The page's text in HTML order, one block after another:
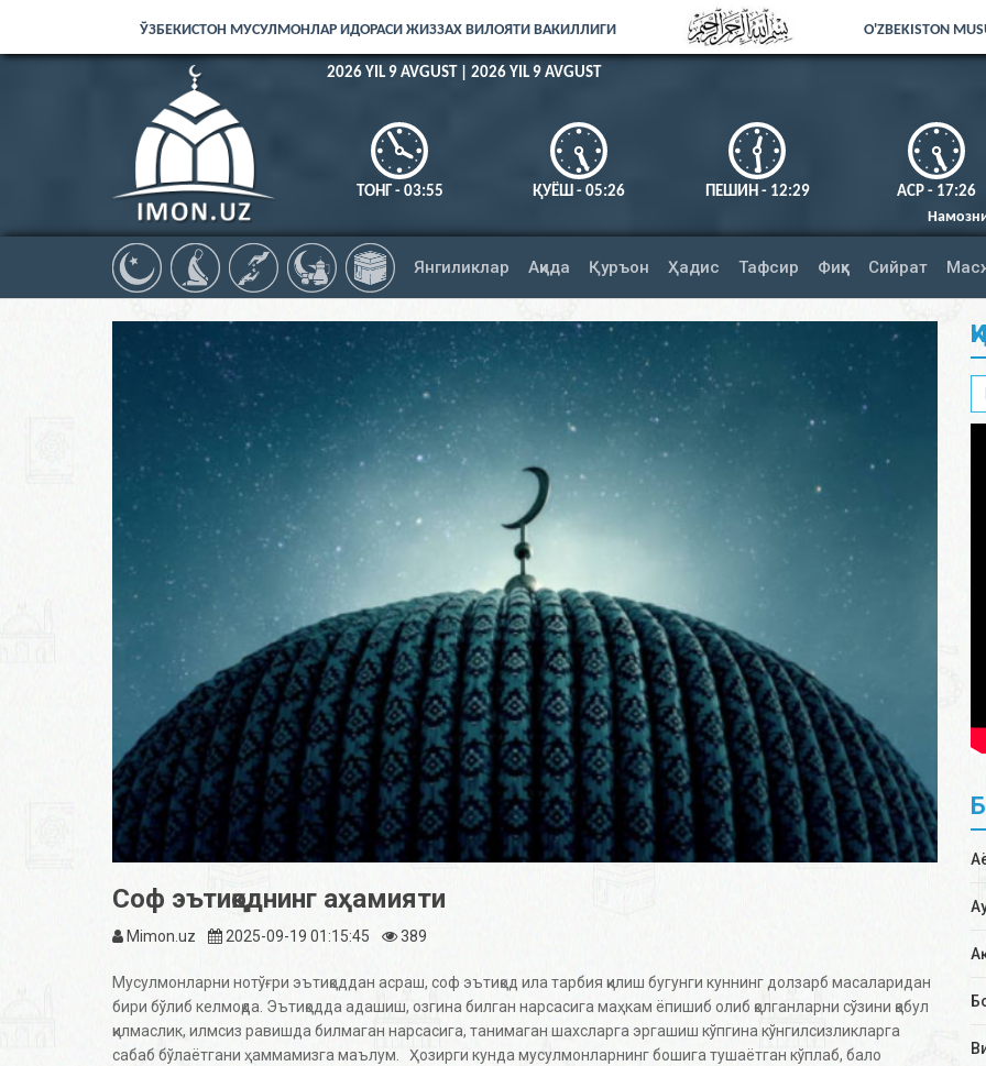
ЎЗБЕКИСТОН МУСУЛМОНЛАР ИДОРАСИ ЖИЗЗАХ ВИЛОЯТИ ВАКИЛЛИГИ O'ZBEKISTON
2026 YIL 9 AVGUST | 2026 YIL 9 AVGUST
ТОНГ - 03:55 ҚУЁШ - 05:26 ПЕШИН - 12:29
АСР - 17:26
Намозни тўлиқ адо этинг.
Янгиликлар Ақида Қуръон Ҳадис Тафсир Фиқҳ Сийрат
Соф эътиқоднинг аҳамияти
Mimon.uz 2025-09-19 01:15:45 389
Мусулмонларни нотўғри эътиқоддан асраш, соф эътиқод ила тарбия қилиш бугунги куннинг долзарб масаларидан
бири бўлиб келмоқда. Эътиқодда адашиш, озгина билган нарсасига маҳкам ёпишиб олиб қолганларни сўзини қабул
қилмаслик, илмсиз равишда билмаган нарсасига, танимаган шахсларга эргашиш кўпгина кўнгилсизликларга
сабаб бўлаётгани ҳаммамизга маълум. Ҳозирги кунда мусулмонларнинг бошига тушаётган кўплаб, бало